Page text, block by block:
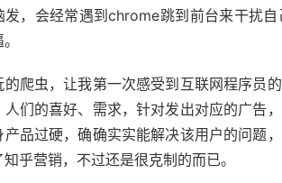
发，会经常遇到chrome跳到前台来干扰
的爬虫，让我第一次感受到互联网程序员
人们的喜好、需求，针对发出对应的广告
产品过硬，确确实实能解决该用户的问题
知乎营销，不过还是很克制的而已。